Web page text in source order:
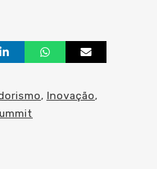
, Inovação,